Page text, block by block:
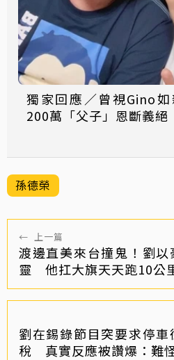
獨家回應／曾視Gino
200萬「父子」恩斷義絕
孫德榮
← 上一篇
渡邊直美來台撞鬼！劉
靈 他扛大旗天天跑10公
劉在錫錄節目突要求停
稅 真實反應被讚爆：難